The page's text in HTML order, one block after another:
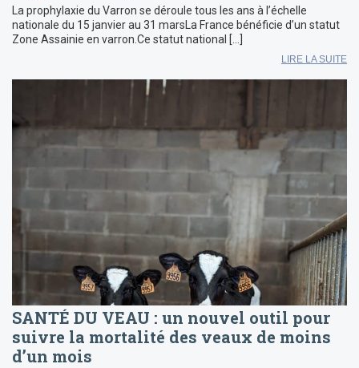
La prophylaxie du Varron se déroule tous les ans à l’échelle
nationale du 15 janvier au 31 marsLa France bénéficie d’un statut
Zone Assainie en varron.Ce statut national […]
LIRE LA SUITE
SANTÉ DU VEAU : un nouvel outil pour
suivre la mortalité des veaux de moins
d’un mois